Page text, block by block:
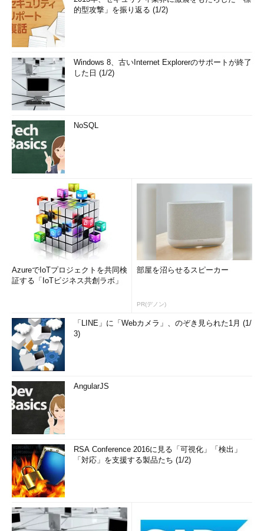
的型攻撃」を振り返る (1/2)
Windows 8、古いInternet Explorerのサポートが終了
した日 (1/2)
NoSQL
AzureでIoTプロジェクトを共同検
証する「IoTビジネス共創ラボ」
部屋を沼らせるスピーカー
PR(デノン)
「LINE」に「Webカメラ」、のぞき見られた1月 (1/
3)
AngularJS
RSA Conference 2016に見る「可視化」「検出」
「対応」を支援する製品たち (1/2)